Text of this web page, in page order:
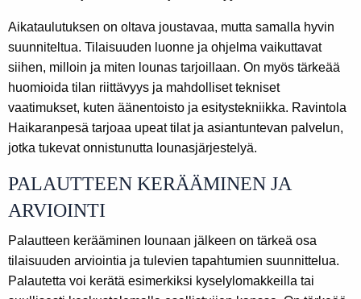
Aikataulutuksen on oltava joustavaa, mutta samalla hyvin
suunniteltua. Tilaisuuden luonne ja ohjelma vaikuttavat
siihen, milloin ja miten lounas tarjoillaan. On myös tärkeää
huomioida tilan riittävyys ja mahdolliset tekniset
vaatimukset, kuten äänentoisto ja esitystekniikka. Ravintola
Haikaranpesä tarjoaa upeat tilat ja asiantuntevan palvelun,
jotka tukevat onnistunutta lounasjärjestelyä.
PALAUTTEEN KERÄÄMINEN JA
ARVIOINTI
Palautteen kerääminen lounaan jälkeen on tärkeä osa
tilaisuuden arviointia ja tulevien tapahtumien suunnittelua.
Palautetta voi kerätä esimerkiksi kyselylomakkeilla tai